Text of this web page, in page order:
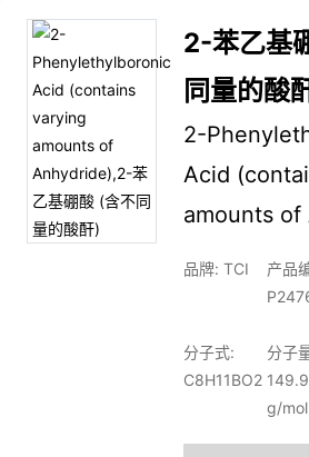
2-苯乙基
同量的酸
2-
Acid
amounts of
品牌: TCI
产品
分子式:
C8H11BO2
分子
g/mol